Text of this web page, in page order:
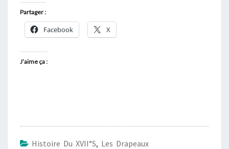
Partager :
Facebook X
J’aime ça :
Histoire Du XVII°s, Les Drapeaux